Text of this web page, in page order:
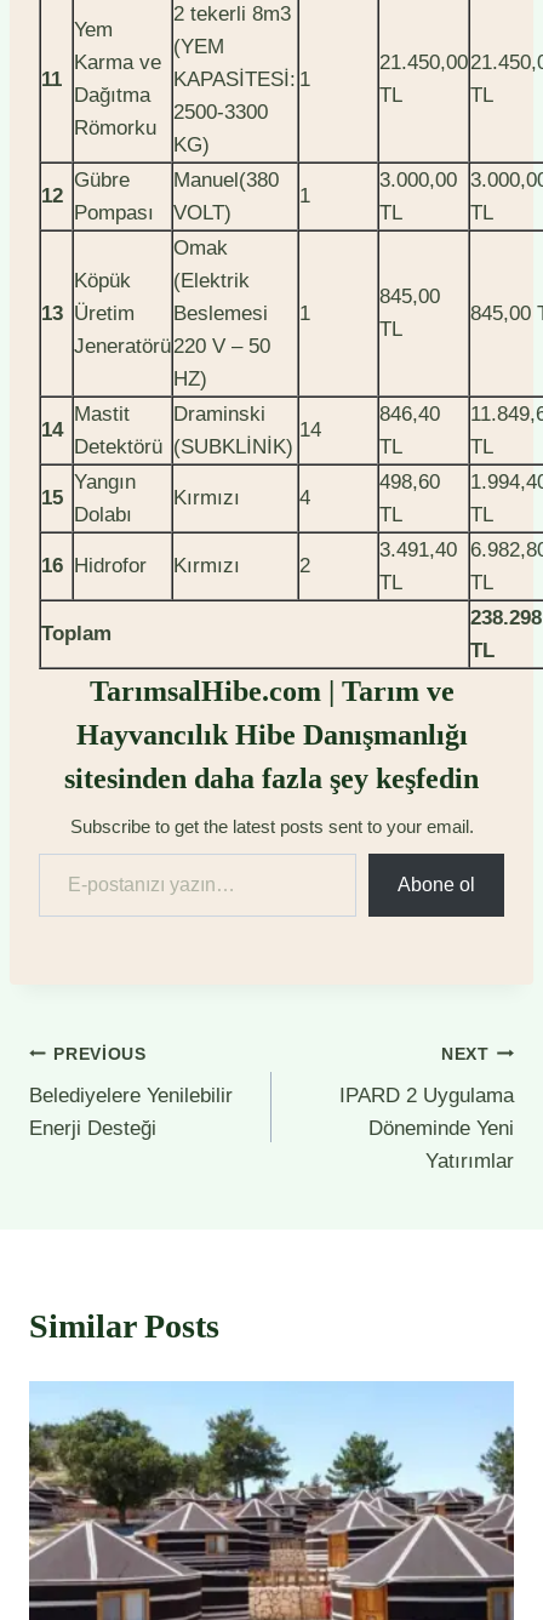
11
Yem
Karma ve
Dağıtma
Römorku
2 tekerli 8m3
(YEM
KAPASİTESİ:
2500-3300
KG)
1
21.450,00
TL
TL
12
Gübre
Pompası
Manuel(380
VOLT)
1
3.000,00
TL
TL
13
Köpük
Üretim
Jeneratörü
Omak
(Elektrik
Beslemesi
220 V – 50
HZ)
1
845,00
TL
845,00
14
Mastit
Detektörü
Draminski
(SUBKLİNİK)
14
846,40
TL
TL
15
Yangın
Dolabı
Kırmızı 4
498,60
TL
TL
16 Hidrofor Kırmızı 2
3.491,40
TL
TL
Toplam
TL
TarımsalHibe.com | Tarım ve
Hayvancılık Hibe Danışmanlığı
sitesinden daha fazla şey keşfedin
Subscribe to get the latest posts sent to your email.
E-postanızı yazın…
Abone ol
Yazı
gezinmesi
PREVIOUS
Belediyelere Yenilebilir
Enerji Desteği
NEXT
IPARD 2 Uygulama
Döneminde Yeni
Yatırımlar
Similar Posts